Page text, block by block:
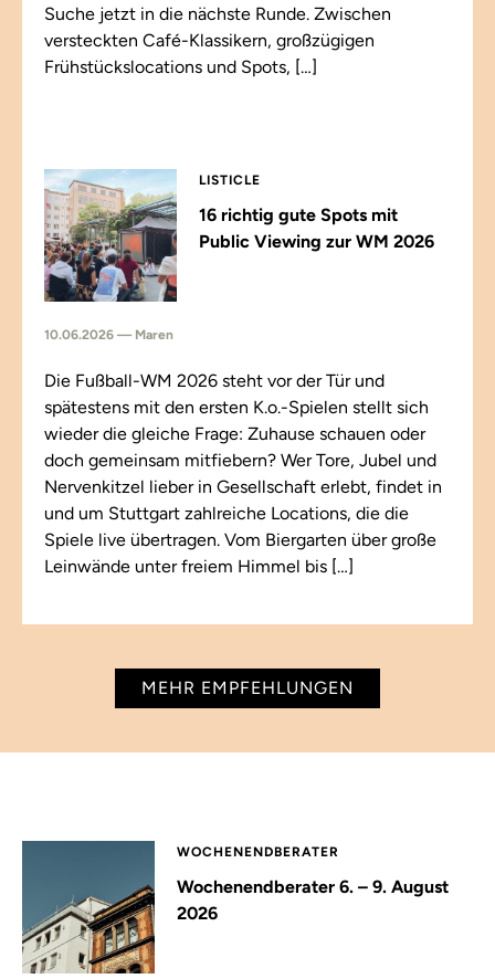
Suche jetzt in die nächste Runde. Zwischen
versteckten Café-Klassikern, großzügigen
Frühstückslocations und Spots, […]
LISTICLE
16 richtig gute Spots mit
Public Viewing zur WM 2026
10.06.2026 — Maren
Die Fußball-WM 2026 steht vor der Tür und
spätestens mit den ersten K.o.-Spielen stellt sich
wieder die gleiche Frage: Zuhause schauen oder
doch gemeinsam mitfiebern? Wer Tore, Jubel und
Nervenkitzel lieber in Gesellschaft erlebt, findet in
und um Stuttgart zahlreiche Locations, die die
Spiele live übertragen. Vom Biergarten über große
Leinwände unter freiem Himmel bis […]
MEHR EMPFEHLUNGEN
WOCHENENDBERATER
Wochenendberater 6. – 9. August
2026